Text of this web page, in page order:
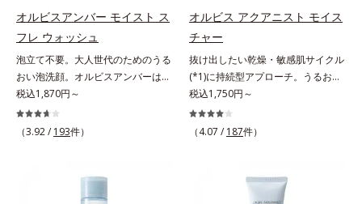
のニオイや角質が気になる部位に、
週2～3回を目安にお使いいただけ
る、スペシャルボディケアアイテム
です。落ち着きと深みを感じさせ
る、ウッディの香り。*1 ニオイの
元となる汚れ *2 古い角質 *3 レ
ッドクレイ（イライト、カオリン）
配合＝古い角質をからめとる洗浄成
ナイト配合＝洗浄成分
イ酸、ジメチコン配合＝汗や水、皮
脂をはじき、メイクくずれを防ぐ成
分*2 オリーブ葉エキス、ゴレンシ
葉エキス、加水分解ヒアルロン酸、
異性化糖配合＝保湿成分【ご使用方
法】2層タイプなので、必ず容器を
よく振ってからお使いください。メ
イクの仕上げに、顔から20cm程度
シュが目安）ミストを塗布後、肌に
触れずに乾くまでそのままお待ちく
オルビスアンバー モイスト ス
フレ ウォッシュ
泡立て不要。大人世代のためのうる
おい泡洗顔。オルビスアンバーは、
いつも⾃然体で美しくありたいと願
う⼤⼈世代に寄り添うブランドで
す。年齢印象研究に基づいた肌サイ
軽なお手入れで賢いケアを。ライフ
スタイルになじむ、若々しい印象(*)
税込1,870円～
（3.92 / 193件）
オルビス アクアニスト モイス
チャー
抜け出したい乾燥・敏感肌サイクル
(*1)に持続型アプローチ。うるおい
を追求した敏感肌用保湿スキンケア
(*2)。うるおいを逃し、刺激を受け
やすい角層の“乾燥敏感スランプ
望の敏感肌用保湿スキンケアライン
「オルビス アクアニスト」。乾燥
税込1,750円～
（4.07 / 187件）